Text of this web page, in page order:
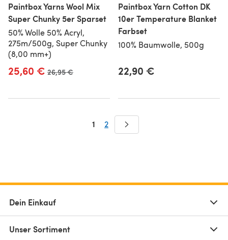
Paintbox Yarns Wool Mix
Super Chunky 5er Sparset
50% Wolle 50% Acryl,
275m/500g, Super Chunky
(8,00 mm+)
25,60 € Alter Preis
26,95 €
Paintbox Yarn Cotton DK
10er Temperature Blanket
Farbset
100% Baumwolle, 500g
22,90 €
1 2
Dein Einkauf
Unser Sortiment